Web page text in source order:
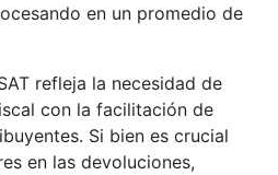
en un promedio de
refleja la necesidad de
con la facilitación de
Si bien es crucial
en las devoluciones,